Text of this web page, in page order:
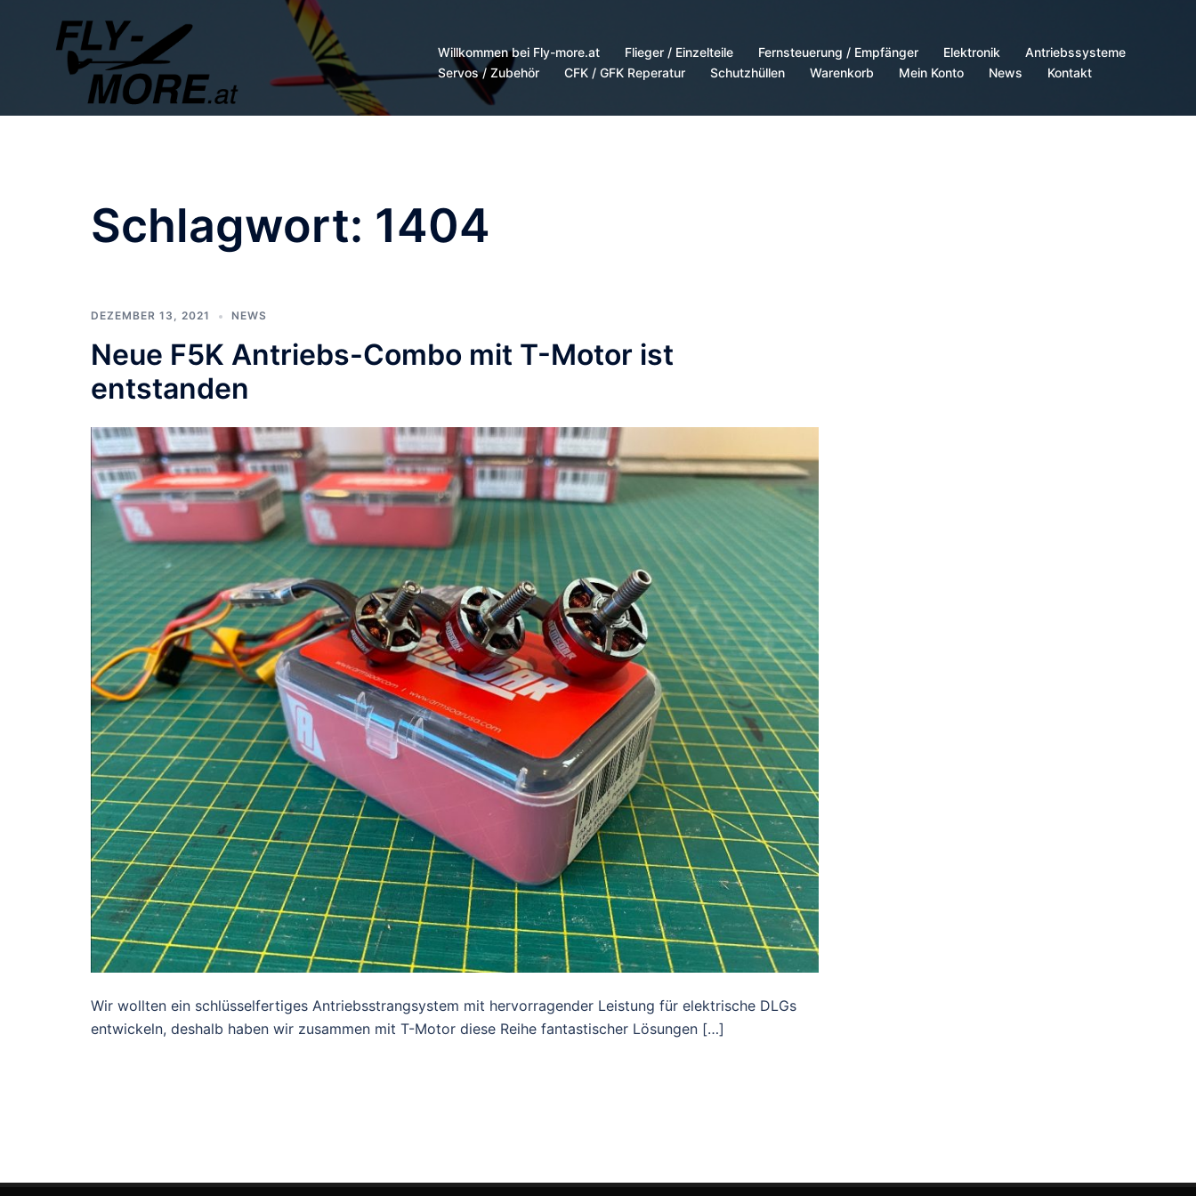
Willkommen bei Fly-more.at Flieger / Einzelteile Fernsteuerung / Empfänger Elektronik
Antriebssysteme
Servos / Zubehör
CFK / GFK Reperatur Schutzhüllen Warenkorb Mein Konto News Kontakt
Schlagwort: 1404
DEZEMBER 13, 2021 NEWS
Neue F5K Antriebs-Combo mit T-Motor ist
entstanden
Wir wollten ein schlüsselfertiges Antriebsstrangsystem mit hervorragender Leistung für elektrische DLGs
entwickeln, deshalb haben wir zusammen mit T-Motor diese Reihe fantastischer Lösungen […]